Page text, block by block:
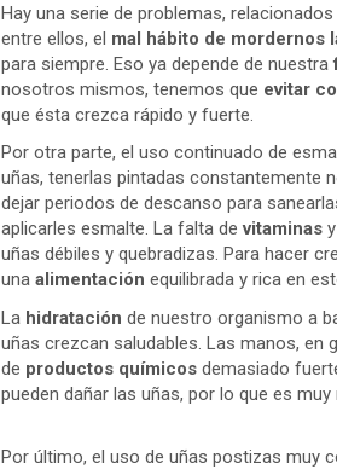
Hay una serie de problemas,
entre ellos, el mal hábito de mordernos
para siempre. Eso ya depende de nuestra
nosotros mismos, tenemos que evitar
que ésta crezca rápido y fuerte.
Por otra parte, el uso continuado de
uñas, tenerlas pintadas constantemente
dejar periodos de descanso para
aplicarles esmalte. La falta devitaminas
uñas débiles y quebradizas. Para hacer
una alimentación equilibrada y rica en
La hidratación de nuestro organismo a
uñas crezcan saludables. Las manos, en
de productos químicos demasiado
pueden dañar las uñas, por lo que es
Por último, el uso de uñas postizas muy